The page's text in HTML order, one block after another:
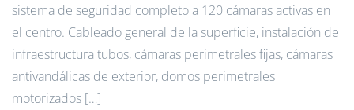
sistema de seguridad completo a 120 cámaras activas en
el centro. Cableado general de la superficie, instalación de
infraestructura tubos, cámaras perimetrales fijas, cámaras
antivandálicas de exterior, domos perimetrales
motorizados […]